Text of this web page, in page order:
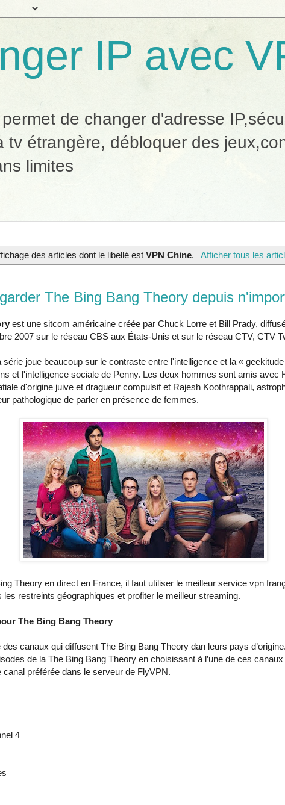
IP avec
de changer d'adresse
tv étrangère, débloquer des
limites
des articles dont le libellé estVPN Chine. Afficher tous les
The Bing Bang Theory depuis
est une sitcom américaine créée par Chuck Lorre et Bill Prady,
2007 sur le réseau CBS aux États-Unis et sur le réseau CTV, CTV
série joue beaucoup sur le contraste entre l'intelligence et la «
et l'intelligence sociale de Penny. Les deux hommes sont amis avec
d'origine juive et dragueur compulsif et Rajesh Koothrappali,
pathologique de parler en présence de femmes.
Theory en direct en France, il faut utiliser le meilleur service vpn
les restreints géographiques et profiter le meilleur streaming.
The Bing Bang Theory
canaux qui diffusent The Bing Bang Theory dan leurs pays
de la The Bing Bang Theory en choisissant à l’une de ces
canal préférée dans le serveur de FlyVPN.
4